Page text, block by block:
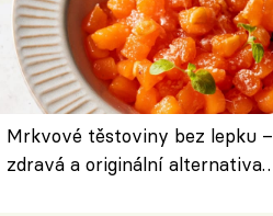
Mrkvové těstoviny bez lepku –
zdravá a originální alternativa